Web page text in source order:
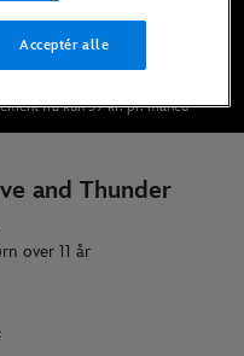
fra kun 59 kr. pr. måned
and Thunder
over 11 år
Acceptér alle